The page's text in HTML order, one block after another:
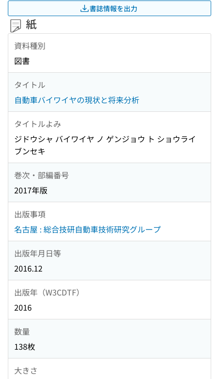
書誌情報を出力
紙
資料種別
図書
タイトル
自動車バイワイヤの現状と将来分析
タイトルよみ
ジドウシャ バイワイヤ ノ ゲンジョウ ト ショウライ
ブンセキ
巻次・部編番号
2017年版
出版事項
名古屋 : 総合技研自動車技術研究グループ
出版年月日等
2016.12
出版年（W3CDTF）
2016
数量
138枚
大きさ